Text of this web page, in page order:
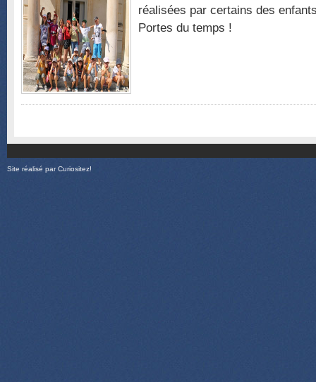
réalisées par certains des
Portes du temps !
Site réalisé parCuriositez!